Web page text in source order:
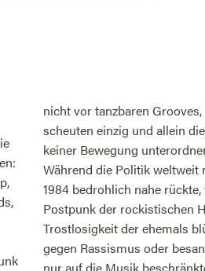
nicht vor tanzbaren
scheuten einzig und allein
keiner Bewegung
Während die Politik weltweit
1984 bedrohlich nahe
Postpunk der rockistischen
Trostlosigkeit der ehemals
gegen Rassismus oder